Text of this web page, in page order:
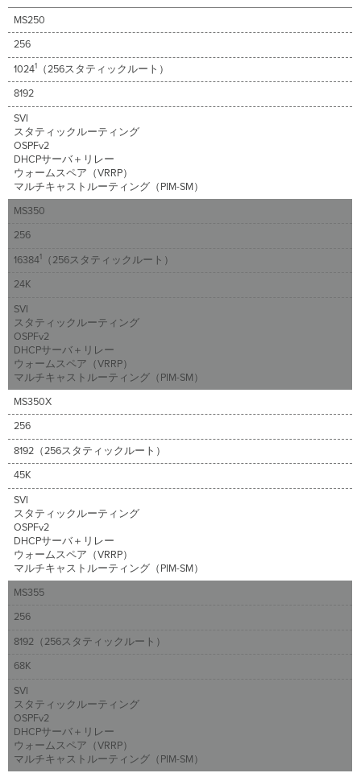
ア
ゲ
ー
ル
テ
ド
ポ
ー
タ
イ
の
設
定
タ
ィ
ッ
ル
ト
の
設
定
既
SVI、
ッ
ポ
ー
ト、
MS250
256
10241（256スタティックルート）
8192
SVI
スタティックルーティング
OSPFv2
DHCPサーバ＋リレー
ウォームスペア（VRRP）
マルチキャストルーティング（PIM-SM）
MS350
256
163841（256スタティックルート）
24K
SVI
スタティックルーティング
OSPFv2
DHCPサーバ＋リレー
ウォームスペア（VRRP）
マルチキャストルーティング（PIM-SM）
MS350X
256
8192（256スタティックルート）
45K
SVI
スタティックルーティング
OSPFv2
DHCPサーバ＋リレー
ウォームスペア（VRRP）
マルチキャストルーティング（PIM-SM）
MS355
256
8192（256スタティックルート）
68K
SVI
スタティックルーティング
OSPFv2
DHCPサーバ＋リレー
ウォームスペア（VRRP）
マルチキャストルーティング（PIM-SM）